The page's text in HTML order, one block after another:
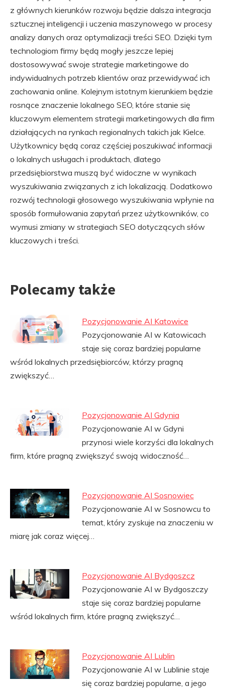
z głównych kierunków rozwoju będzie dalsza integracja
sztucznej inteligencji i uczenia maszynowego w procesy
analizy danych oraz optymalizacji treści SEO. Dzięki tym
technologiom firmy będą mogły jeszcze lepiej
dostosowywać swoje strategie marketingowe do
indywidualnych potrzeb klientów oraz przewidywać ich
zachowania online. Kolejnym istotnym kierunkiem będzie
rosnące znaczenie lokalnego SEO, które stanie się
kluczowym elementem strategii marketingowych dla firm
działających na rynkach regionalnych takich jak Kielce.
Użytkownicy będą coraz częściej poszukiwać informacji
o lokalnych usługach i produktach, dlatego
przedsiębiorstwa muszą być widoczne w wynikach
wyszukiwania związanych z ich lokalizacją. Dodatkowo
rozwój technologii głosowego wyszukiwania wpłynie na
sposób formułowania zapytań przez użytkowników, co
wymusi zmiany w strategiach SEO dotyczących słów
kluczowych i treści.
Polecamy także
Pozycjonowanie AI Katowice
Pozycjonowanie AI w Katowicach
staje się coraz bardziej popularne
wśród lokalnych przedsiębiorców, którzy pragną
zwiększyć…
Pozycjonowanie AI Gdynia
Pozycjonowanie AI w Gdyni
przynosi wiele korzyści dla lokalnych
firm, które pragną zwiększyć swoją widoczność…
Pozycjonowanie AI Sosnowiec
Pozycjonowanie AI w Sosnowcu to
temat, który zyskuje na znaczeniu w
miarę jak coraz więcej…
Pozycjonowanie AI Bydgoszcz
Pozycjonowanie AI w Bydgoszczy
staje się coraz bardziej popularne
wśród lokalnych firm, które pragną zwiększyć…
Pozycjonowanie AI Lublin
Pozycjonowanie AI w Lublinie staje
się coraz bardziej popularne, a jego